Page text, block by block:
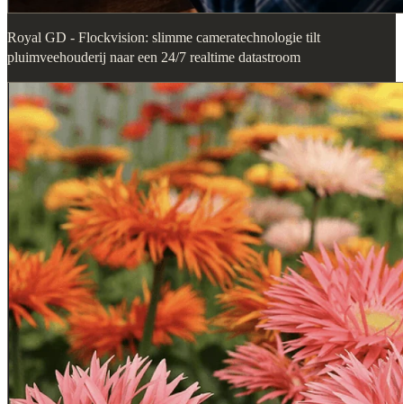
Royal GD - Flockvision: slimme cameratechnologie tilt
pluimveehouderij naar een 24/7 realtime datastroom